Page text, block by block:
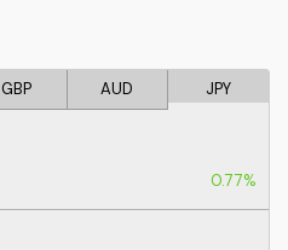
GBP AUD JPY
0.77%